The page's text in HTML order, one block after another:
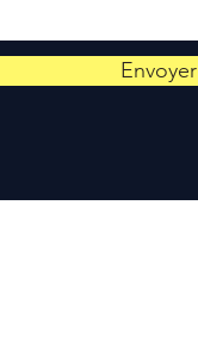
Envoyer